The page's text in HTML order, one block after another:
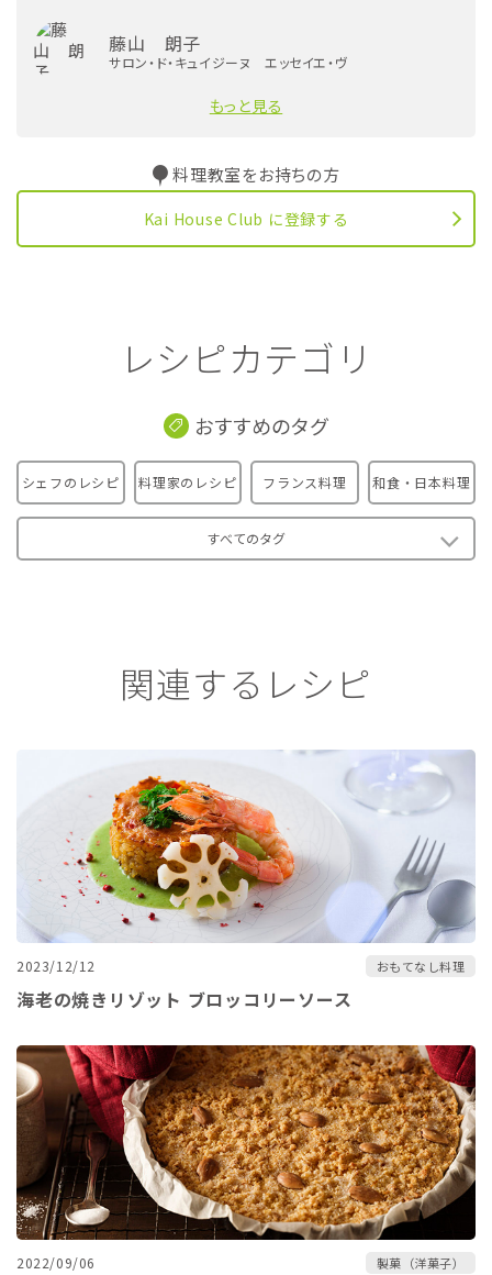
藤山 朗子
サロン・ド・キュイジーヌ エッセイエ・ヴ
もっと見る
料理教室をお持ちの方
Kai House Club に登録する
レシピカテゴリ
おすすめのタグ
シェフのレシピ 料理家のレシピ フランス料理 和食・日本料理
すべてのタグ
関連するレシピ
2023/12/12 おもてなし料理
海老の焼きリゾット ブロッコリーソース
2022/09/06 製菓（洋菓子）